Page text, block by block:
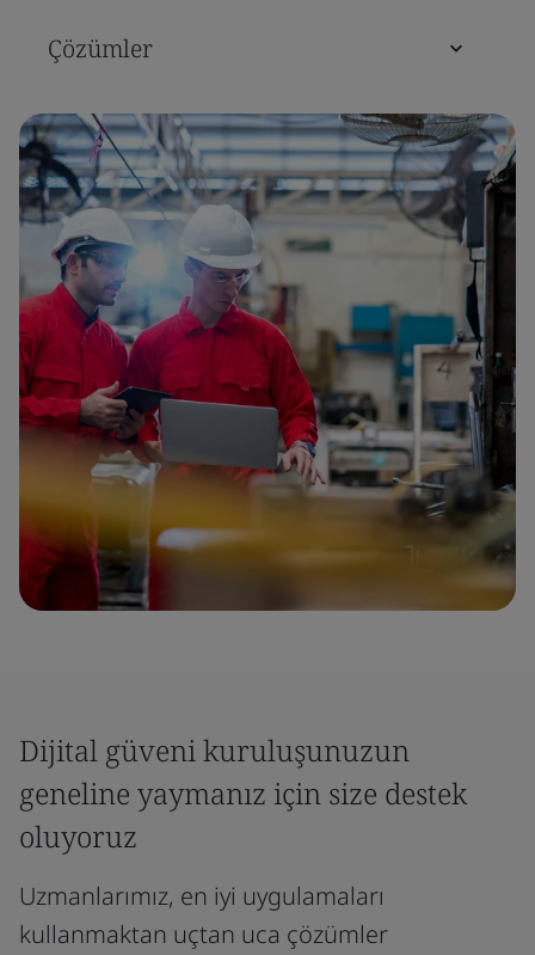
Çözümler
Dijital güveni kuruluşunuzun
geneline yaymanız için size destek
oluyoruz
Uzmanlarımız, en iyi uygulamaları
kullanmaktan uçtan uca çözümler